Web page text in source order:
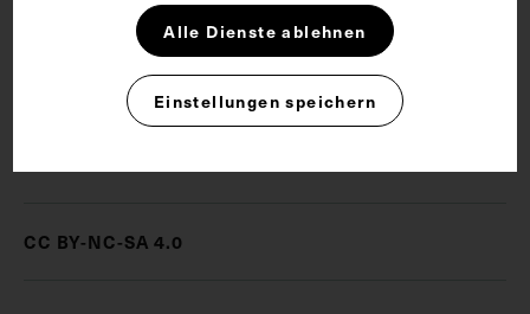
Medizingeschichte
CC BY-NC-SA 4.0
Alle Dienste ablehnen
Einstellungen speichern